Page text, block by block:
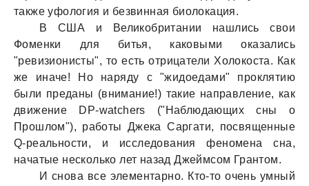
также уфология и безвинная биолокация.
В США и Великобритании нашлись свои
Фоменки для битья, каковыми оказались
"ревизионисты", то есть отрицатели Холокоста. Как
же иначе! Но наряду с "жидоедами" проклятию
были преданы (внимание!) такие направление, как
движение DP-watchers ("Наблюдающих сны о
Прошлом"), работы Джека Саргати, посвященные
Q-реальности, и исследования феномена сна,
начатые несколько лет назад Джеймсом Грантом.
И снова все элементарно. Кто-то очень умный